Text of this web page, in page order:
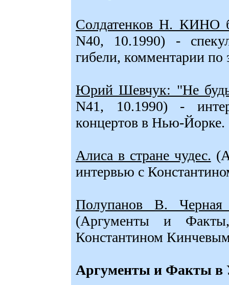
Солдатенков Н. КИНО
N40, 10.1990) -
гибели, комментарии
Юрий Шевчук: "Не
N41, 10.1990) -
концертов в Нью-Йорке.
Алиса в стране чудес.
интервью с
Полупанов В. Черная
(Аргументы и
Константином
Аргументы и Факты в